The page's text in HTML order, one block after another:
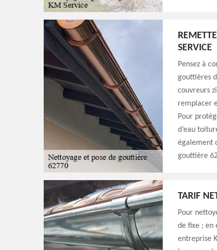
SERVICE
Pensez à
gouttières
couvreurs
remplacer
Pour
d’eau
également
gouttière
TARIF
Pour
de fixe ; en
entreprise